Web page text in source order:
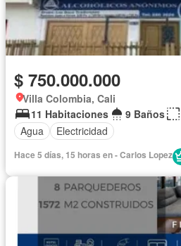
$ 750.000.000
Villa Colombia, Cali
11 Habitaciones
9 Baños
Agua
Electricidad
Hace 5 días, 15 horas en - Carlos Lopez